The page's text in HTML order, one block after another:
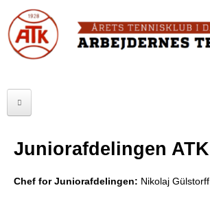
to
main
FORSIDE
SENIOR
JUNIOR
Juniorafdelingen ATK
Chef for Juniorafdelingen: Nikolaj Gülstorff